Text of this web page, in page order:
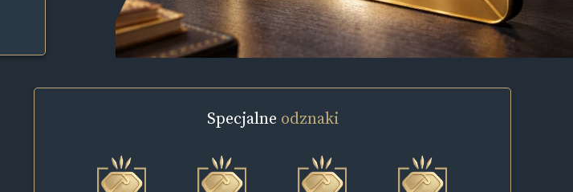
Specjalne odznaki